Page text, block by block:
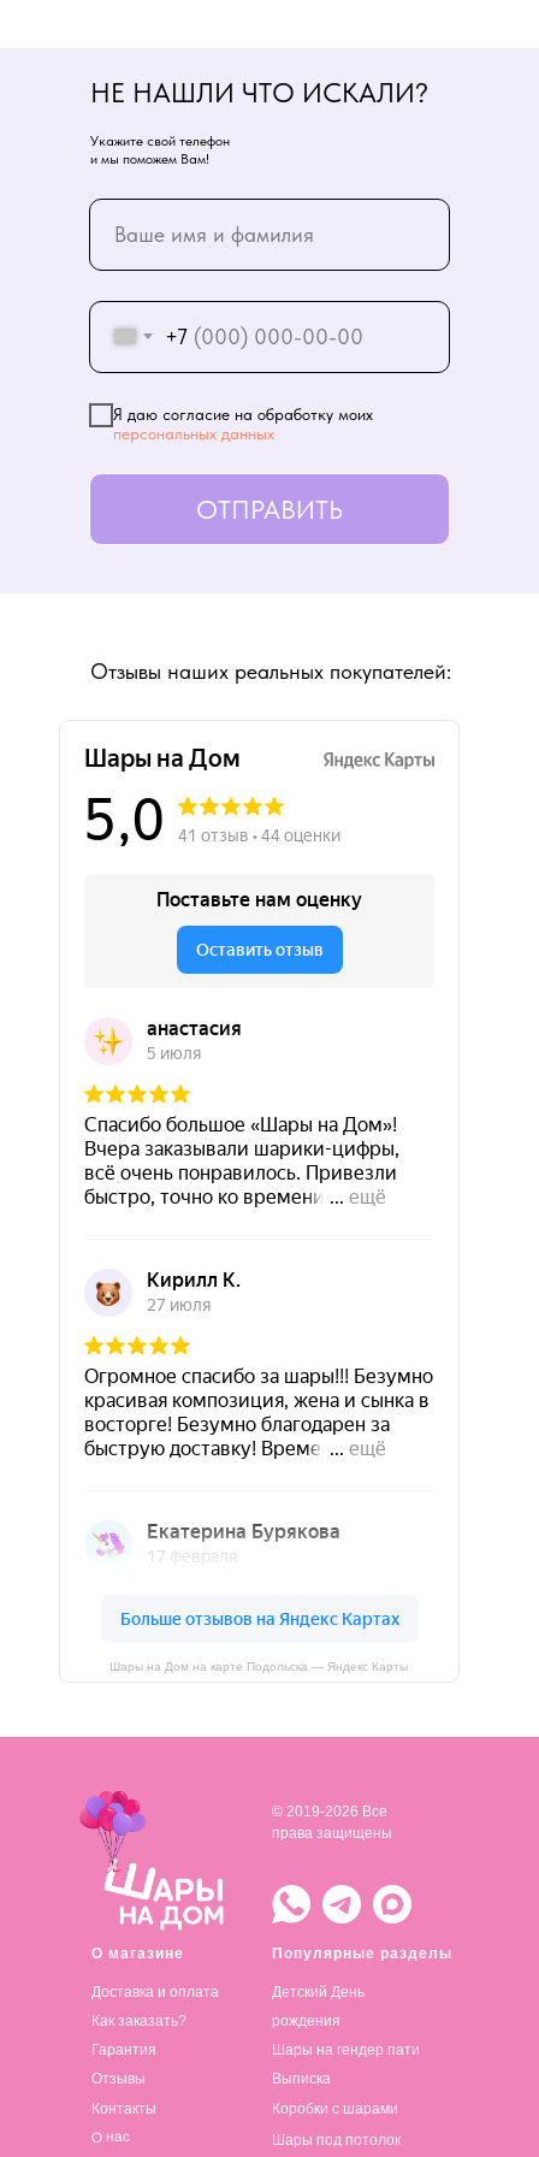
+7
Я даю согласие на обработку моих
персональных данных
ОТПРАВИТЬ
НЕ НАШЛИ ЧТО ИСКАЛИ?
Укажите свой телефон
и мы поможем Вам!
Шары на Дом на карте Подольска — Яндекс Карты
Отзывы наших реальных покупателей:
О магазине
Доставка и оплата
Популярные разделы
Детский День
рождения
© 2019-2026 Все
права защищены
Как заказать?
Гарантия
Отзывы
Контакты
О нас
Шары на гендер пати
Выписка
Коробки с шарами
Шары под потолок